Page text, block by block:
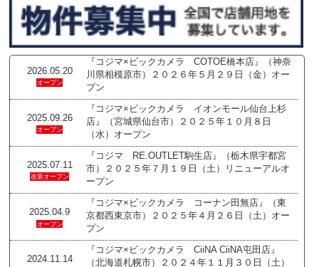
2026.05.20
オープン
『コジマ×ビックカメラ COTOE橋本店』（神奈
川県相模原市）２０２６年５月２９日（金）オー
プン
2025.09.26
オープン
『コジマ×ビックカメラ イオンモール仙台上杉
店』（宮城県仙台市）２０２５年１０月８日
（水）オープン
2025.07.11
改装オープン
『コジマ RE.OUTLET駒生店』（栃木県宇都宮
市）２０２５年７月１９日（土）リニューアルオ
ープン
2025.04.9
オープン
『コジマ×ビックカメラ コーナン田無店』（東
京都西東京市）２０２５年４月２６日（土）オー
プン
2024.11.14
『コジマ×ビックカメラ CiiNA CiiNA屯田店』
（北海道札幌市）２０２４年１１月３０日（土）